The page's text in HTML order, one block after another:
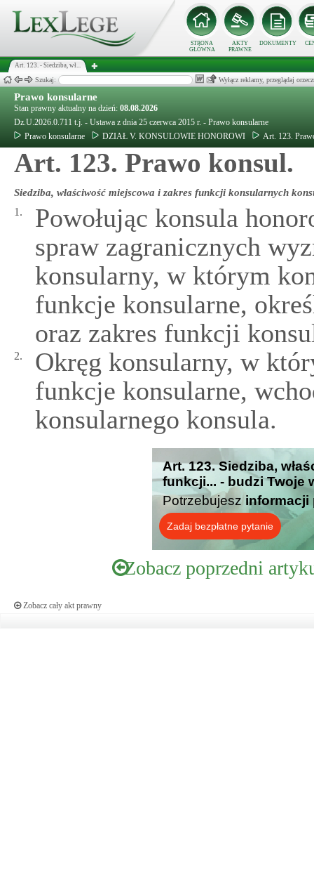
STRONA
GŁÓWNA
AKTY
PRAWNE
DOKUMENTY
Art. 123. - Siedziba, wł...
Szukaj: Wyłącz reklamy, przeglądaj
Prawo konsularne
Stan prawny aktualny na dzień: 08.08.2026
Dz.U.2026.0.711 t.j. - Ustawa z dnia 25 czerwca 2015 r. - Prawo konsularne
Prawo konsularne
DZIAŁ V. KONSULOWIE HONOROWI Art. 123.
Art. 123. Prawo konsul.
Siedziba, właściwość miejscowa i zakres funkcji konsularnych
1.
Powołując konsula
spraw zagranicznych
konsularny, w którym
funkcje konsularne,
oraz zakres funkcji
2.
Okręg konsularny, w
funkcje konsularne,
konsularnego konsula.
Art. 123. Siedziba,
funkcji... - budzi Twoje
Potrzebujesz informacji
Zadaj bezpłatne pytanie
Zobacz poprzedni
Zobacz cały akt prawny